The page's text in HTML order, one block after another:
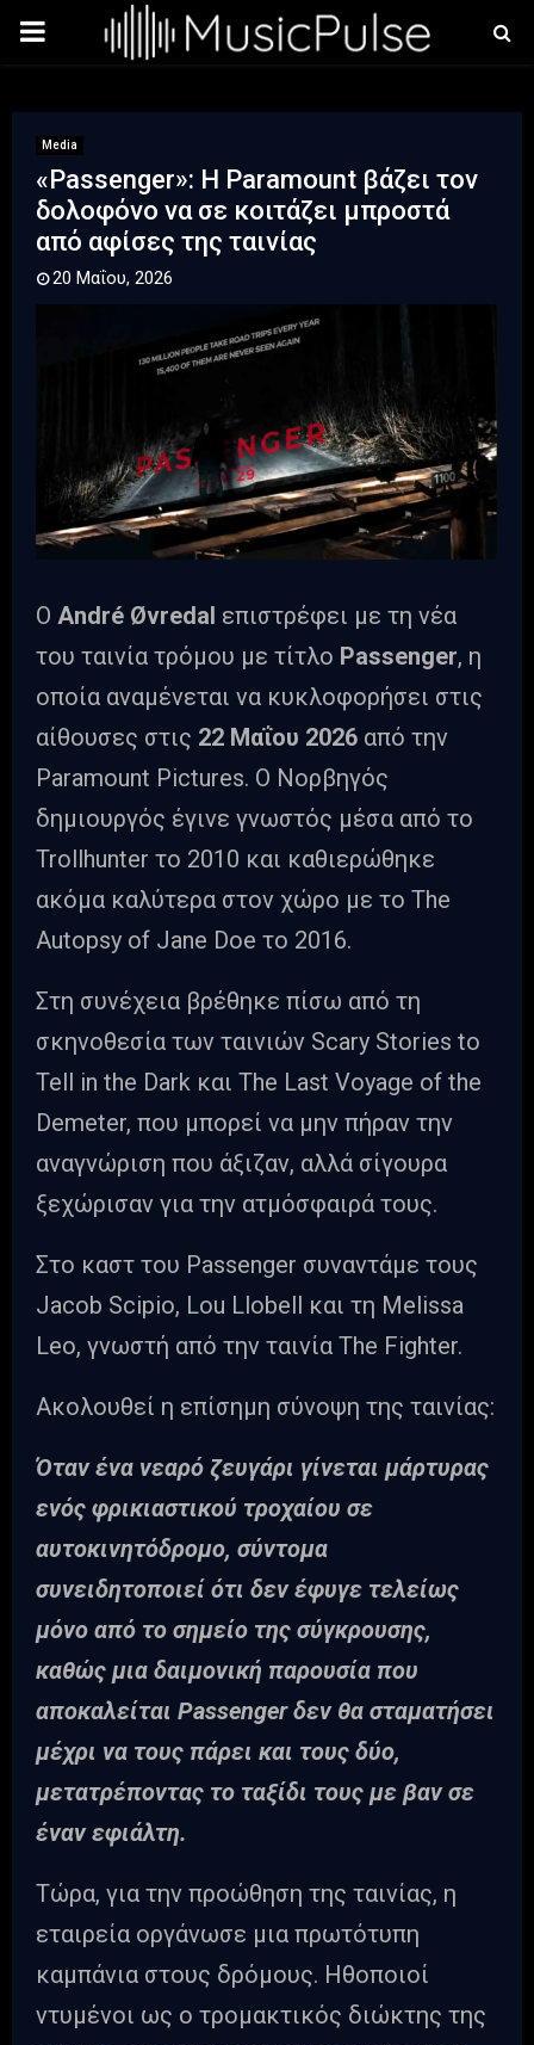
PRIMARY
Media
«Passenger»: Η Paramount βάζει τον
δολοφόνο να σε κοιτάζει μπροστά
από αφίσες της ταινίας
20 Μαΐου, 2026
Ο André Øvredal επιστρέφει με τη νέα
του ταινία τρόμου με τίτλο Passenger, η
οποία αναμένεται να κυκλοφορήσει στις
αίθουσες στις 22 Μαΐου 2026 από την
Paramount Pictures. Ο Νορβηγός
δημιουργός έγινε γνωστός μέσα από το
Trollhunter το 2010 και καθιερώθηκε
ακόμα καλύτερα στον χώρο με το The
Autopsy of Jane Doe το 2016.
Στη συνέχεια βρέθηκε πίσω από τη
σκηνοθεσία των ταινιών Scary Stories to
Tell in the Dark και The Last Voyage of the
Demeter, που μπορεί να μην πήραν την
αναγνώριση που άξιζαν, αλλά σίγουρα
ξεχώρισαν για την ατμόσφαιρά τους.
Στο καστ του Passenger συναντάμε τους
Jacob Scipio, Lou Llobell και τη Melissa
Leo, γνωστή από την ταινία The Fighter.
Ακολουθεί η επίσημη σύνοψη της ταινίας:
Όταν ένα νεαρό ζευγάρι γίνεται μάρτυρας
ενός φρικιαστικού τροχαίου σε
αυτοκινητόδρομο, σύντομα
συνειδητοποιεί ότι δεν έφυγε τελείως
μόνο από το σημείο της σύγκρουσης,
καθώς μια δαιμονική παρουσία που
αποκαλείται Passenger δεν θα σταματήσει
μέχρι να τους πάρει και τους δύο,
μετατρέποντας το ταξίδι τους με βαν σε
έναν εφιάλτη.
Τώρα, για την προώθηση της ταινίας, η
εταιρεία οργάνωσε μια πρωτότυπη
καμπάνια στους δρόμους. Ηθοποιοί
ντυμένοι ως ο τρομακτικός διώκτης της